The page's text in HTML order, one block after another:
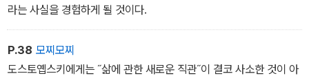
물론 우리는 묻기 전에 이미 알고 있다. 우리가 만난 것은 바로우리 자
신이다. 우리는 인간과 만났다.
라는 사실을 경험하게 될 것이다.
P.38 모찌모찌
도스토옙스키에게는 ˝삶에 관한 새로운 직관˝이 결코 사소한 것이 아